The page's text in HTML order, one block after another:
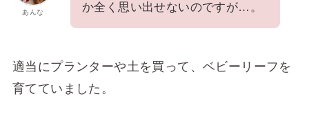
あんな
か全く思い出せないのですが…。
適当にプランターや土を買って、ベビーリーフを
育てていました。